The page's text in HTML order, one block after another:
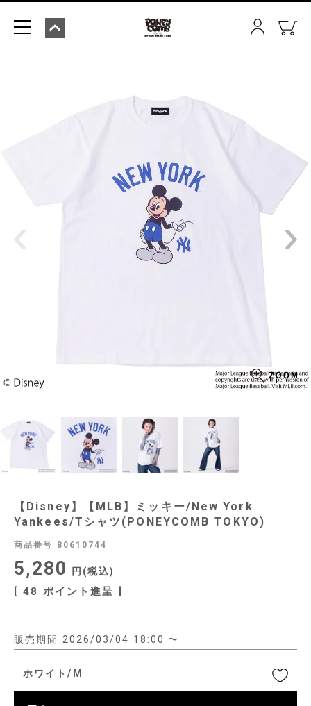
【Disney】【MLB】ミッキー/New York
Yankees/Tシャツ(PONEYCOMB TOKYO)
商品番号 80610744
5,280 税込
[ 48 ポイント進呈 ]
販売期間 2026/03/04 18:00 〜
ホワイト/M